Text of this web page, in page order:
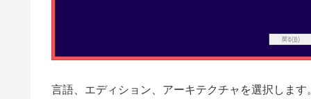
言語、エディション、アーキテクチャを選択します